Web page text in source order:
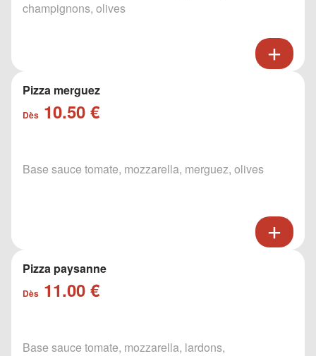
champignons, olives
Pizza merguez
Dès 10.50 €
Base sauce tomate, mozzarella, merguez, olives
Pizza paysanne
Dès 11.00 €
Base sauce tomate, mozzarella, lardons,